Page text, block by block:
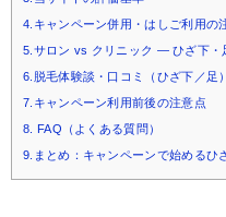
4.キャンペーン併用・はしご利用の
5.サロン vs クリニック — ひざ下・
6.脱毛体験談・口コミ（ひざ下／足）
7.キャンペーン利用前後の注意点
8. FAQ（よくある質問）
9.まとめ：キャンペーンで始めるひ